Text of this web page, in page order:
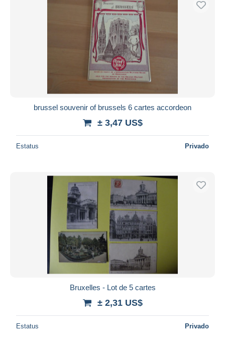
brussel souvenir of brussels 6 cartes accordeon
± 3,47 US$
Estatus Privado
Bruxelles - Lot de 5 cartes
± 2,31 US$
Estatus Privado